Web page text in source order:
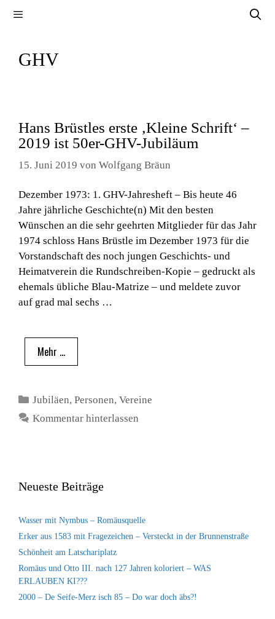
GHV
Hans Brüstles erste ‚Kleine Schrift‘ –
2019 ist 50er-GHV-Jubiläum
15. Juni 2019 von Wolfgang Bräun
Dezember 1973: 1. GHV-Jahresheft – Bis heute 46
Jahre jährliche Geschichte(n) Mit den besten
Wünschen an die sehr geehrten Mitglieder für das Jahr
1974 schloss Hans Brüstle im Dezember 1973 für die
Vorstandschaft des noch jungen Geschichts- und
Heimatverein die Rundschreiben-Kopie – gedruckt als
ehemals übliche Blau-Matrize – und meldete zuvor
auf grad mal sechs …
Mehr …
Kategorien
Jubiläen,Personen,Vereine
Kommentar hinterlassen
Neueste Beiträge
Wasser mit Nymbus – Romäusquelle
Erker aus 1583 mit Fragezeichen – Versteckt in der Brunnenstraße
Schönheit am Latschariplatz
Romäus und Otto III. nach 127 Jahren koloriert – WAS
ERLAUBEN KI???
2000 – De Seife-Merz isch 85 – Do war doch äbs?!